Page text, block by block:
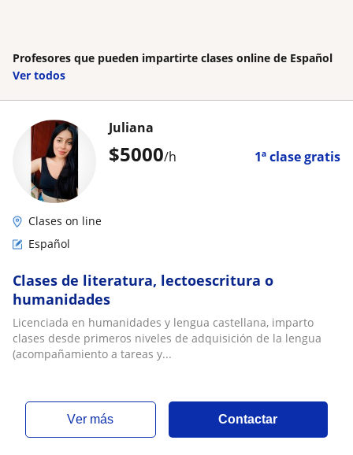
Profesores que pueden impartirte clases online de Español
Ver todos
$5000/h 1ª clase gratis
Juliana
Clases on line
Español
Clases de literatura, lectoescritura o
humanidades
Licenciada en humanidades y lengua castellana, imparto
clases desde primeros niveles de adquisición de la lengua
(acompañamiento a tareas y...
ver más Contactar